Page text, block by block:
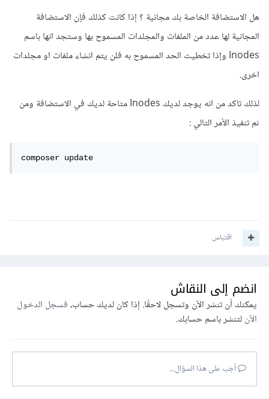
هل الاستضافة الخاصة بك مجانية ؟ إذا كانت كذلك فإن الاستضافة
المجانية لها عدد من الملفات والمجلدات المسموح بها وستجد انها باسم
Inodes وإذا تخطيت الحد المسموح به فلن يتم انشاء ملفات او مجلدات
اخرى.
لذلك تاكد من انه يوجد لديك Inodes متاحة لديك في الاستضافة ومن
ثم تنفيذ الأمر التالي
composer update
اقتباس
انضم إلى النقاش
يمكنك أن تنشر الآن وتسجل لاحقًا. إذا كان لديك حساب،فسجل الدخول
الآنلتنشر باسم حسابك.
أجب على هذا السؤال...